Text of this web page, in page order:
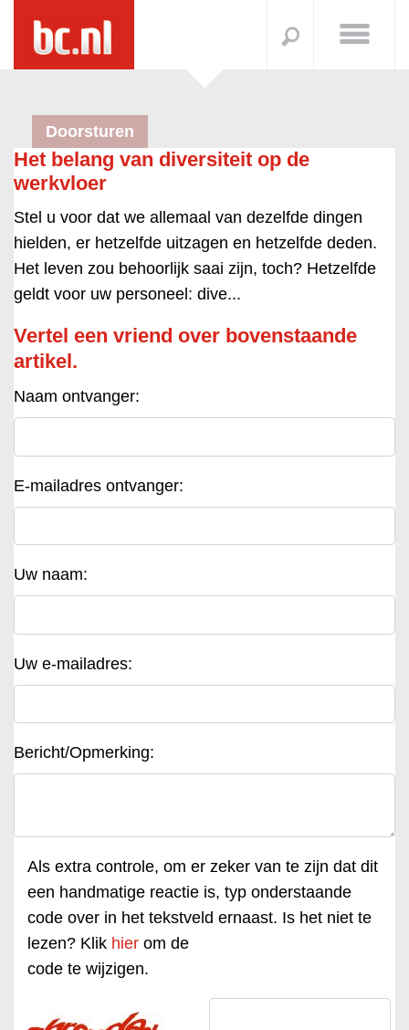
Doorsturen
Het belang van diversiteit op de
werkvloer
Stel u voor dat we allemaal van dezelfde dingen
hielden, er hetzelfde uitzagen en hetzelfde deden.
Het leven zou behoorlijk saai zijn, toch? Hetzelfde
geldt voor uw personeel: dive...
Vertel een vriend over bovenstaande
artikel.
Naam ontvanger:
E-mailadres ontvanger:
Uw naam:
Uw e-mailadres:
Bericht/Opmerking:
Als extra controle, om er zeker van te zijn dat dit
een handmatige reactie is, typ onderstaande
code over in het tekstveld ernaast. Is het niet te
lezen? Klik hier om de
code te wijzigen.